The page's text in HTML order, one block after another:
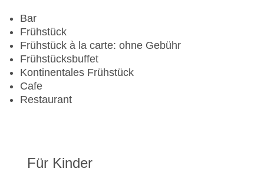
Zahlungsarten: American Express, Diners Club,
Mastercard, Visa
Landeskategorie: 5 Sterne
Bar
Frühstück
Frühstück à la carte: ohne Gebühr
Frühstücksbuffet
Kontinentales Frühstück
Cafe
Restaurant
Für Kinder